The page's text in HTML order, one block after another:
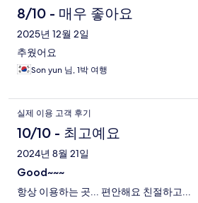
8/10 - 매우 좋아요
2025년 12월 2일
추웠어요
Son yun 님, 1박 여행
실제 이용 고객 후기
10/10 - 최고예요
2024년 8월 21일
Good~~~
항상 이용하는 곳... 편안해요 친절하고...